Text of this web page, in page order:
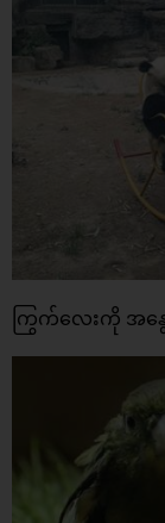
ကြွက်လေးကို အနွ